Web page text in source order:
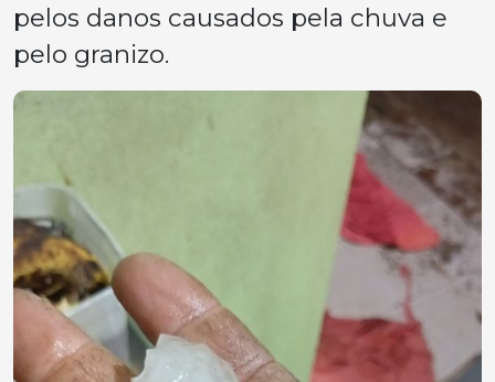
pelos danos causados pela chuva e
pelo granizo.